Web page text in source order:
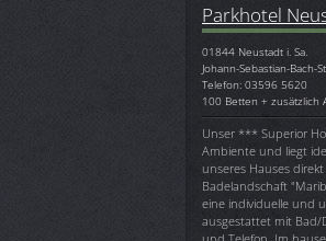
Parkhotel
01844 Neustadt i. Sa.
Johann-Sebastian-Bach-
Telefon: 03596 5620
100 Betten + zusätzlich
Unser *** Superior
Ambiente und liegt
unseres Hauses
Badelandschaft
eine individuelle und
ausgestattet mit Bad/